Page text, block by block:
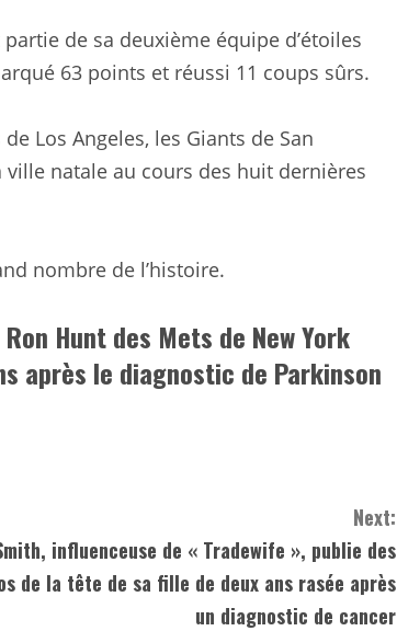
de sa deuxième équipe d’étoiles
63 points et réussi 11 coups sûrs.
Los Angeles, les Giants de San
ville natale au cours des huit dernières
nombre de l’histoire.
Hunt des Mets de New York
après le diagnostic de Parkinson
Next:
influenceuse de « Tradewife », publie des
de la tête de sa fille de deux ans rasée après
un diagnostic de cancer